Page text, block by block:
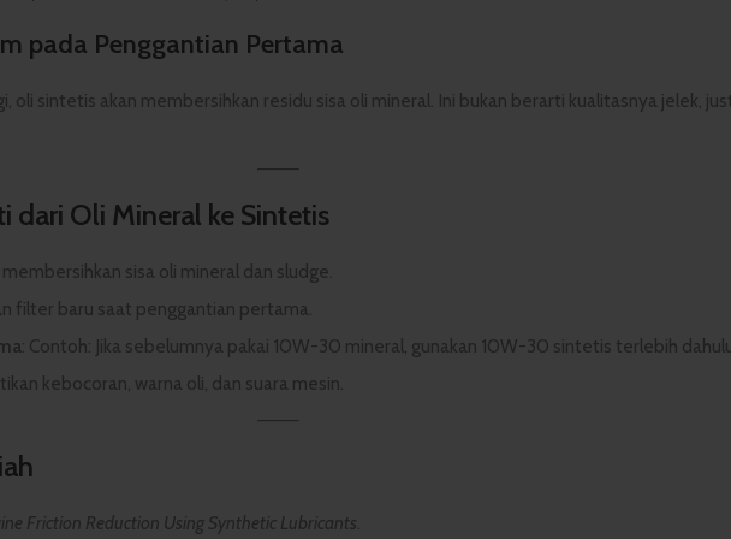
pada Penggantian Pertama
oli sintetis akan membersihkan residu sisa oli mineral. Ini bukan berarti kualitasnya jelek,
dari Oli Mineral ke Sintetis
membersihkan sisa oli mineral dan sludge.
filter baru saat penggantian pertama.
: Contoh: Jika sebelumnya pakai 10W-30 mineral, gunakan 10W-30 sintetis terlebih
kebocoran, warna oli, dan suara mesin.
Friction Reduction Using Synthetic Lubricants.